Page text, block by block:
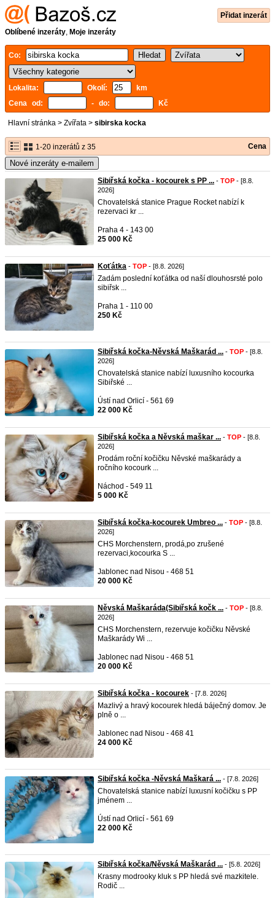
Přidat inzerát
Oblíbené inzeráty, Moje inzeráty
Co:
Lokalita: Okolí:
km
Cena od:
- do: Kč
Hlavní stránka > Zvířata > sibirska kocka
1-20 inzerátů z 35 Cena
Nové inzeráty e-mailem
Sibiřská kočka - kocourek s PP ... - TOP - [8.8.
2026]
Chovatelská stanice Prague Rocket nabízí k
rezervaci kr ...
Praha 4 - 143 00
25 000 Kč
Koťátka - TOP - [8.8. 2026]
Zadám poslední koťátka od naší dlouhosrsté polo
sibiřsk ...
Praha 1 - 110 00
250 Kč
Sibiřská kočka-Něvská Maškarád ... - TOP - [8.8.
2026]
Chovatelská stanice nabízí luxusního kocourka
Sibiřské ...
Ústí nad Orlicí - 561 69
22 000 Kč
Sibiřská kočka a Něvská maškar ... - TOP - [8.8.
2026]
Prodám roční kočičku Něvské maškarády a
ročního kocourk ...
Náchod - 549 11
5 000 Kč
Sibiřská kočka-kocourek Umbreo ... - TOP - [8.8.
2026]
CHS Morchenstern, prodá,po zrušené
rezervaci,kocourka S ...
Jablonec nad Nisou - 468 51
20 000 Kč
Něvská Maškaráda(Sibiřská kočk ... - TOP - [8.8.
2026]
CHS Morchenstern, rezervuje kočičku Něvské
Maškarády Wi ...
Jablonec nad Nisou - 468 51
20 000 Kč
Sibiřská kočka - kocourek - [7.8. 2026]
Mazlivý a hravý kocourek hledá báječný domov. Je
plně o ...
Jablonec nad Nisou - 468 41
24 000 Kč
Sibiřská kočka -Něvská Maškará ... - [7.8. 2026]
Chovatelská stanice nabízí luxusní kočičku s PP
jménem ...
Ústí nad Orlicí - 561 69
22 000 Kč
Sibiřská kočka/Něvská Maškarád ... - [5.8. 2026]
Krasny modrooky kluk s PP hledá své mazkitele.
Rodič ...